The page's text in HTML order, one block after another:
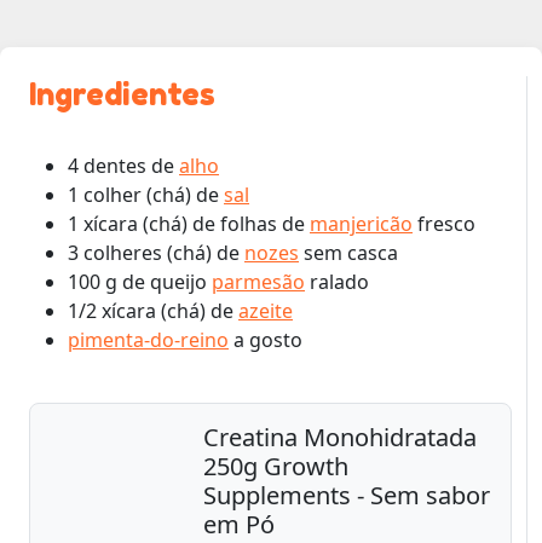
Ingredientes
4 dentes dealho
1 colher (chá) desal
1 xícara (chá) de folhas de manjericão fresco
3 colheres (chá) de nozes sem casca
100 g de queijo parmesão ralado
1/2 xícara (chá) deazeite
pimenta-do-reino a gosto
Creatina Monohidratada
250g Growth
Supplements - Sem sabor
em Pó